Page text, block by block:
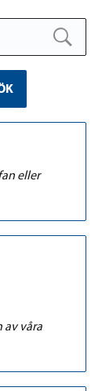
eller
av våra